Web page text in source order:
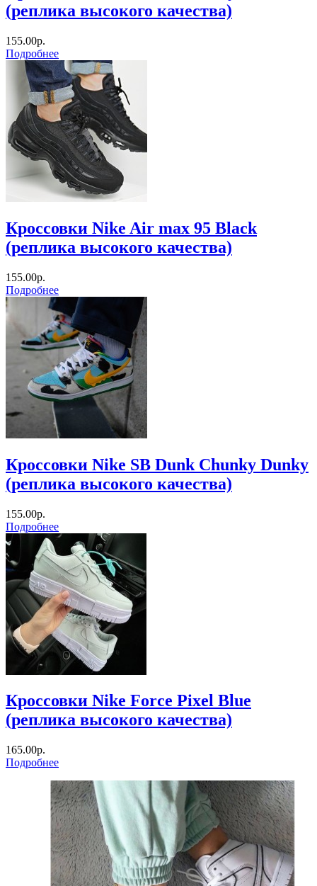
(реплика высокого качества)
155.00р.
Подробнее
Кроссовки Nike Air max 95 Black
(реплика высокого качества)
155.00р.
Подробнее
Кроссовки Nike SB Dunk Chunky Dunky
(реплика высокого качества)
155.00р.
Подробнее
Кроссовки Nike Force Pixel Blue
(реплика высокого качества)
165.00р.
Подробнее